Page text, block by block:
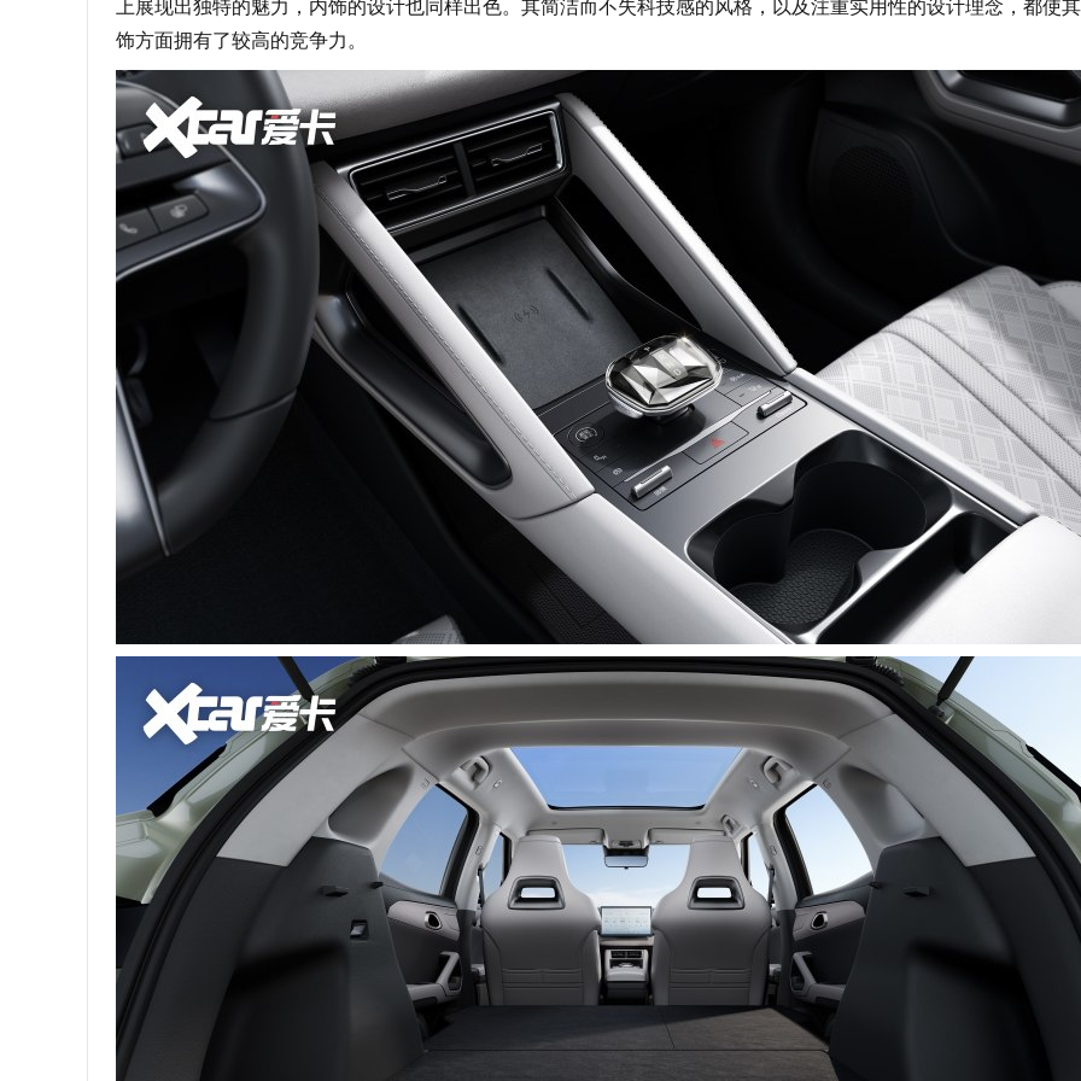
上展现出独特的魅力，内饰的设计也同样出色。其简洁而不失科技感的风格，以及注重实用性的设计理念，都使
饰方面拥有了较高的竞争力。